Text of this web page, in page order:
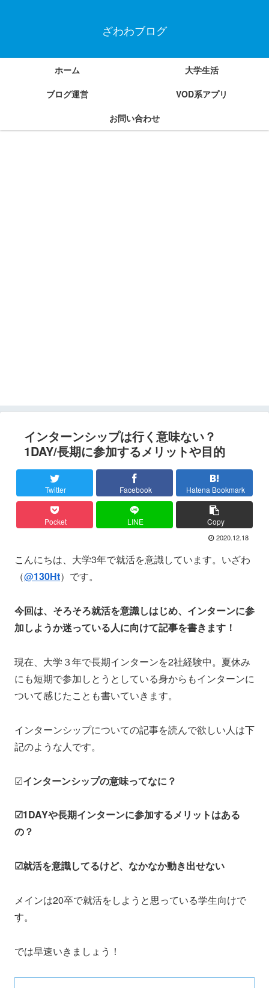
ざわわブログ
ホーム
大学生活
ブログ運営
VOD系アプリ
お問い合わせ
インターンシップは行く意味ない？
1DAY/長期に参加するメリットや目的
Twitter Facebook Hatena Bookmark
Pocket LINE Copy
2020.12.18
こんにちは、大学3年で就活を意識しています。いざわ
（@130Ht）です。
今回は、そろそろ就活を意識しはじめ、インターンに参
加しようか迷っている人に向けて記事を書きます！
現在、大学３年で長期インターンを2社経験中。夏休み
にも短期で参加しとうとしている身からもインターンに
ついて感じたことも書いていきます。
インターンシップについての記事を読んで欲しい人は下
記のような人です。
☑インターンシップの意味ってなに？
☑1DAYや長期インターンに参加するメリットはある
の？
☑就活を意識してるけど、なかなか動き出せない
メインは20卒で就活をしようと思っている学生向けで
す。
では早速いきましょう！